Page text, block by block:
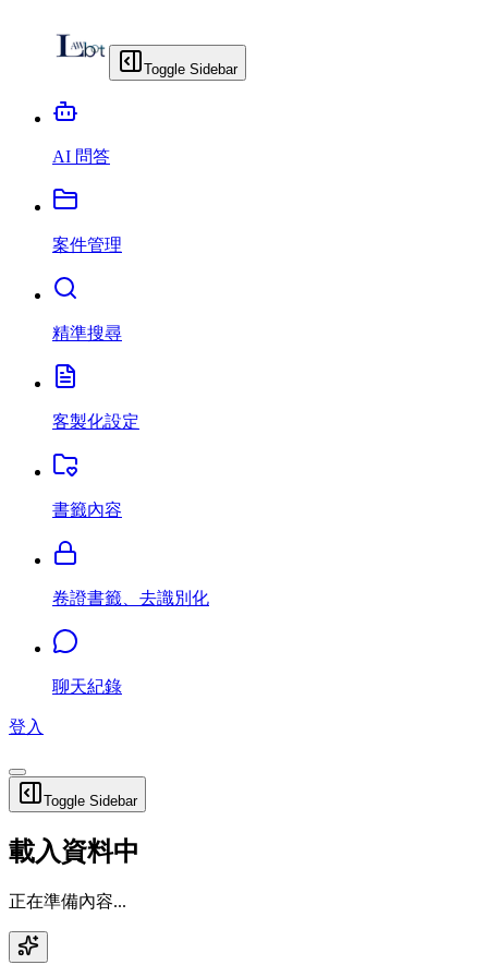
Toggle Sidebar
AI 問答
案件管理
精準搜尋
客製化設定
書籤內容
卷證書籤、去識別化
聊天紀錄
登入
Toggle Sidebar
載入資料中
正在準備內容...